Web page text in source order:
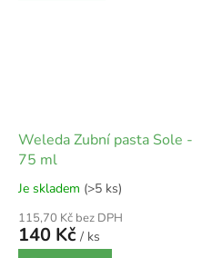
Weleda Zubní pasta Sole -
75 ml
Je skladem (>5 ks)
115,70 Kč bez DPH
140 Kč / ks